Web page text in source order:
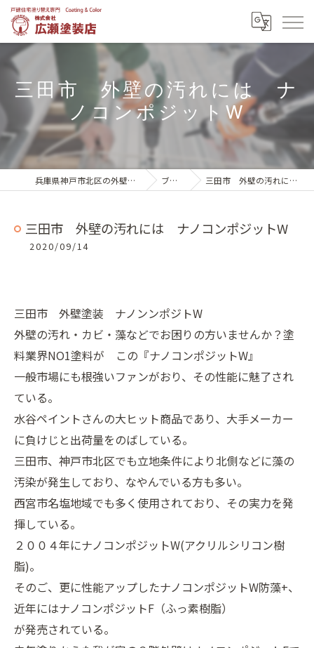
三田市 外壁の汚れには ナ
ノコンポジットW
兵庫県神戸市北区の外壁塗装は株式会社広瀬塗装店 ブログ一覧 三田市 外壁の汚れには ナノコンポジットW
三田市 外壁の汚れには ナノコンポジットW
2020/09/14
三田市 外壁塗装 ナノンンポジトW
外壁の汚れ・カビ・藻などでお困りの方いませんか？塗
料業界NO1塗料が この『ナノコンポジットW』
一般市場にも根強いファンがおり、その性能に魅了され
ている。
水谷ペイントさんの大ヒット商品であり、大手メーカー
に負けじと出荷量をのばしている。
三田市、神戸市北区でも立地条件により北側などに藻の
汚染が発生しており、なやんでいる方も多い。
西宮市名塩地域でも多く使用されており、その実力を発
揮している。
２００４年にナノコンポジットW(アクリルシリコン樹
脂)。
そのご、更に性能アップしたナノコンポジットW防藻+、
近年にはナノコンポジットF（ふっ素樹脂）
が発売されている。